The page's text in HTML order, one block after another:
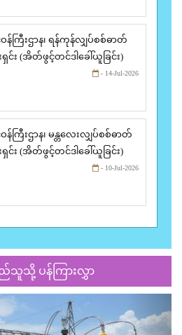
န်ကြီးဌာန၊ ရန်ကုန်လျှပ်စစ်ဓာတ်
ရှင်း (အိတ်ဖွင့်တင်ဒါခေါ်ယူခြင်း)
- 14-Jul-2026
ကြီးဌာန၊ မန္တလေးလျှပ်စစ်ဓာတ်
ရှင်း (အိတ်ဖွင့်တင်ဒါခေါ်ယူခြင်း)
- 10-Jul-2026
ည်သူသို့ ပန်ကြားလွှာ